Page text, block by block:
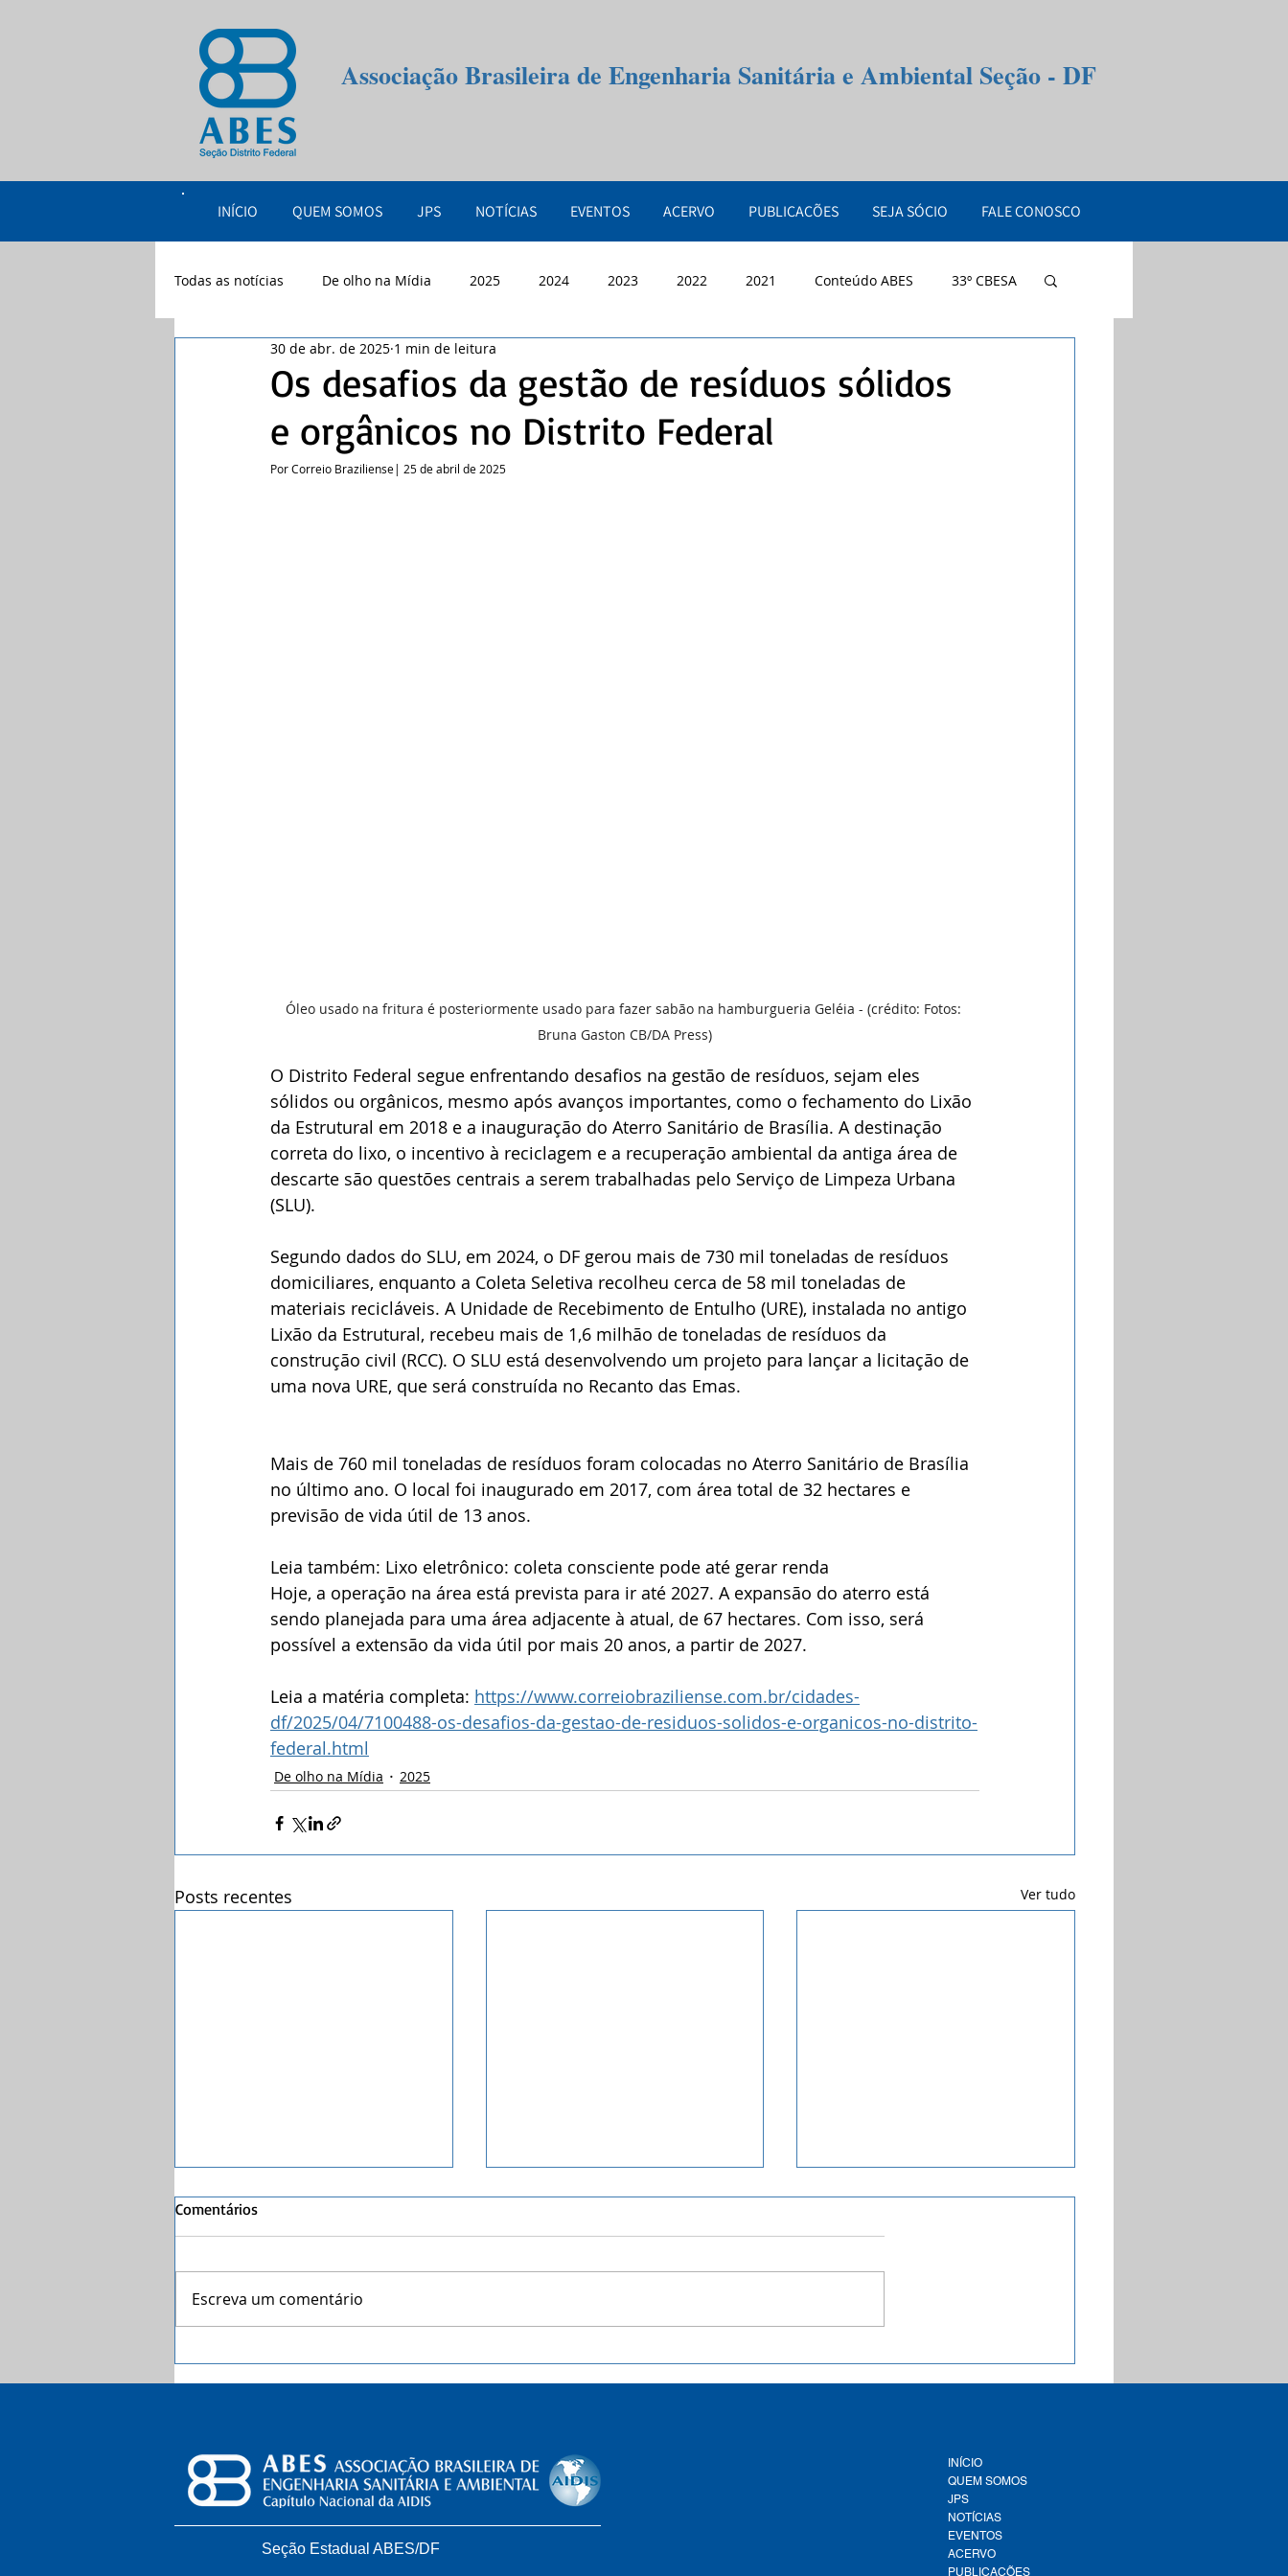
Associação Brasileira de Engenharia Sanitária e Ambiental Seção - DF
INÍCIO QUEM SOMOS JPS NOTÍCIAS EVENTOS ACERVO PUBLICAÇÕES SEJA SÓCIO FALE CONOSCO
Todas as notícias De olho na Mídia 2025 2024 2023 2022 2021 Conteúdo ABES 33º CBESA
2026
Os desafios da gestão de resíduos sólidos
e orgânicos no Distrito Federal
30 de abr. de 2025 1 min de leitura
Por Correio Braziliense| 25 de abril de 2025
Óleo usado na fritura é posteriormente usado para fazer sabão na hamburgueria Geléia - (crédito: Fotos:
Bruna Gaston CB/DA Press)
O Distrito Federal segue enfrentando desafios na gestão de resíduos, sejam eles
sólidos ou orgânicos, mesmo após avanços importantes, como o fechamento do Lixão
da Estrutural em 2018 e a inauguração do Aterro Sanitário de Brasília. A destinação
correta do lixo, o incentivo à reciclagem e a recuperação ambiental da antiga área de
descarte são questões centrais a serem trabalhadas pelo Serviço de Limpeza Urbana
(SLU).
Segundo dados do SLU, em 2024, o DF gerou mais de 730 mil toneladas de resíduos
domiciliares, enquanto a Coleta Seletiva recolheu cerca de 58 mil toneladas de
materiais recicláveis. A Unidade de Recebimento de Entulho (URE), instalada no antigo
Lixão da Estrutural, recebeu mais de 1,6 milhão de toneladas de resíduos da
construção civil (RCC). O SLU está desenvolvendo um projeto para lançar a licitação de
uma nova URE, que será construída no Recanto das Emas.
Mais de 760 mil toneladas de resíduos foram colocadas no Aterro Sanitário de Brasília
no último ano. O local foi inaugurado em 2017, com área total de 32 hectares e
previsão de vida útil de 13 anos.
Leia também: Lixo eletrônico: coleta consciente pode até gerar renda
Hoje, a operação na área está prevista para ir até 2027. A expansão do aterro está
sendo planejada para uma área adjacente à atual, de 67 hectares. Com isso, será
possível a extensão da vida útil por mais 20 anos, a partir de 2027.
Leia a matéria completa: https://www.correiobraziliense.com.br/cidades-
df/2025/04/7100488-os-desafios-da-gestao-de-residuos-solidos-e-organicos-no-distrito-
federal.html
De olho na Mídia 2025
Posts recentes Ver tudo
legislação federal
Comentários
Escreva um comentário
Seção Estadual ABES/DF
INÍCIO
QUEM SOMOS
JPS
NOTÍCIAS
EVENTOS
ACERVO
PUBLICAÇÕES